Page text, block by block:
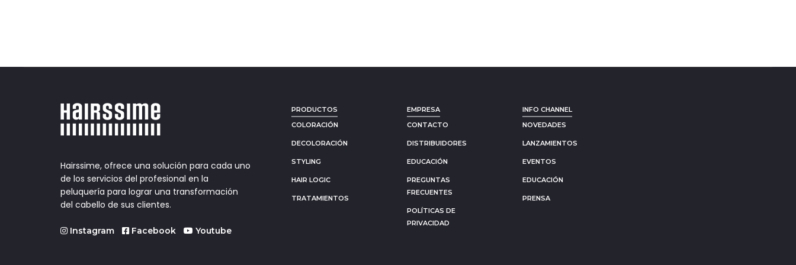
Hairssime, ofrece una solución para cada uno
de los servicios del profesional en la
peluquería para lograr una transformación
del cabello de sus clientes.
Instagram Facebook Youtube
PRODUCTOS
COLORACIÓN
DECOLORACIÓN
STYLING
HAIR LOGIC
TRATAMIENTOS
EMPRESA
CONTACTO
DISTRIBUIDORES
EDUCACIÓN
PREGUNTAS
FRECUENTES
POLÍTICAS DE
PRIVACIDAD
INFO CHANNEL
NOVEDADES
LANZAMIENTOS
EVENTOS
EDUCACIÓN
PRENSA